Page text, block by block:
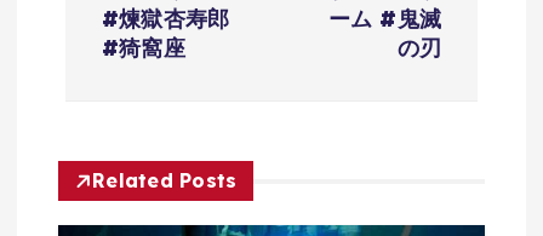
ン
#煉獄杏寿郎
#猗窩座
ーム #鬼滅
の刃
Related Posts